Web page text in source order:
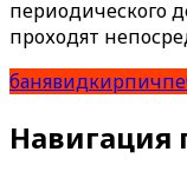
периодического
проходят
банявидкирпич
Навигация